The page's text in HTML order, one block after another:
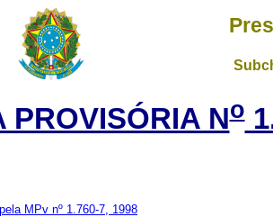
PROVISÓRIA No
MPv nº 1.760-7, 1998